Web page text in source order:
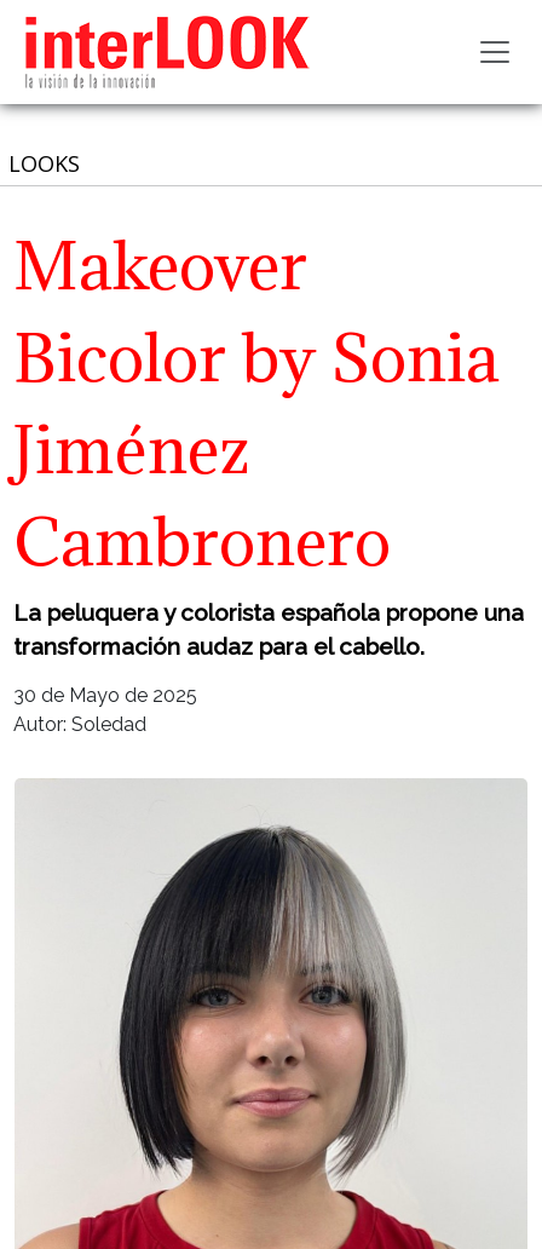
LOOKS
Makeover
Bicolor by Sonia
Jiménez
Cambronero
La peluquera y colorista española propone una
transformación audaz para el cabello.
30 de Mayo de 2025
Autor: Soledad